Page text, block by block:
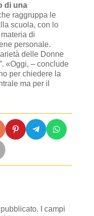
di una
raggruppa le
scuola, con lo
di
personale.
delle Donne
«Oggi, – conclude
per chiedere la
ma per il
I campi